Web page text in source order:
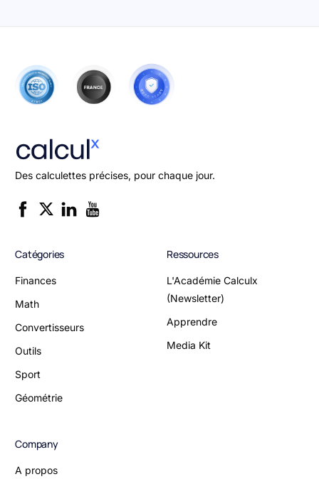
Des calculettes précises, pour chaque jour.
Catégories
Finances
Math
Convertisseurs
Outils
Sport
Géométrie
Ressources
L'Académie Calculx
(Newsletter)
Apprendre
Media Kit
Company
A propos